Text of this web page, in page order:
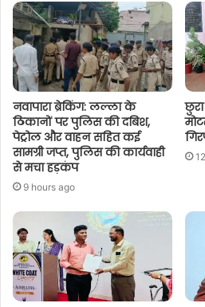
नवापारा ब्रेकिंग: लल्ला के
ठिकानों पर पुलिस की दबिश,
पेट्रोल और वाहन सहित कई
सामग्री जप्त, पुलिस की कार्यवाही
से मचा हड़कंप
9 hours ago